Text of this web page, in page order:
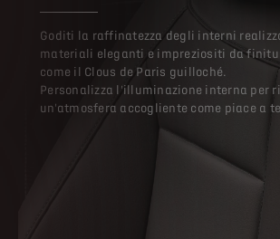
Goditi la raffinatezza degli interni
materiali eleganti e impreziositi da
come il Clous de Paris guilloché.
Personalizza l'illuminazione interna per
un'atmosfera accogliente come piace a te.